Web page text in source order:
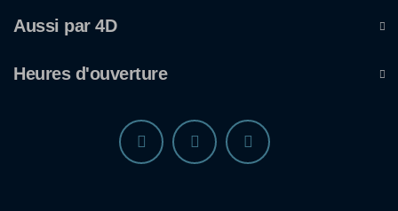
Aussi par 4D
Heures d'ouverture